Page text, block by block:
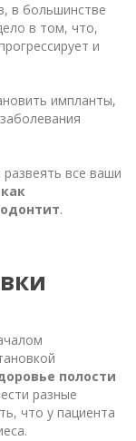
в большинстве
в том, что,
и
импланты,
все ваши
как
.
полости
разные
что у пациента